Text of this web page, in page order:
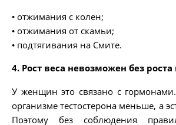
• отжимания с колен;
• отжимания от скамьи;
• подтягивания на Смите.
4. Рост веса невозможен без
У женщин это связано с
организме тестостерона меньше, а
Поэтому без соблюдения